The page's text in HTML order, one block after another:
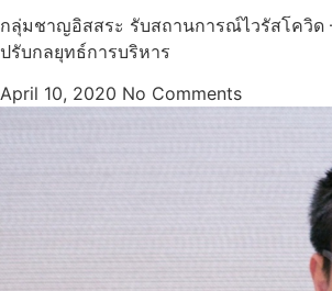
กลุ่มชาญอิสสระ รับสถานการณ์ไวรัสโควิด
ปรับกลยุทธ์การบริหาร
April 10, 2020 No Comments